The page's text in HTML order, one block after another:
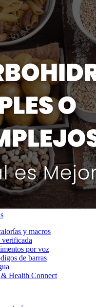
y macros
verificada
por voz
de barras
Health Connect